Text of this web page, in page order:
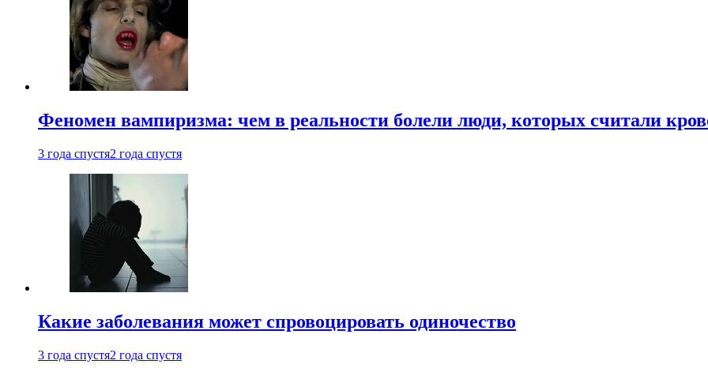
Феномен вампиризма: чем в реальности болели люди, которых считали
3 года спустя2 года спустя
Какие заболевания может спровоцировать одиночество
3 года спустя2 года спустя